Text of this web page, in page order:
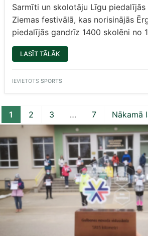
Sarmīti un skolotāju Līgu piedalījās
Ziemas festivālā, kas norisinājās
piedalījās gandrīz 1400 skolēni no
LASĪT TĀLĀK
SKOLU
IEVIETOTS SPORTS
1 2 3 … 7 Nākamā